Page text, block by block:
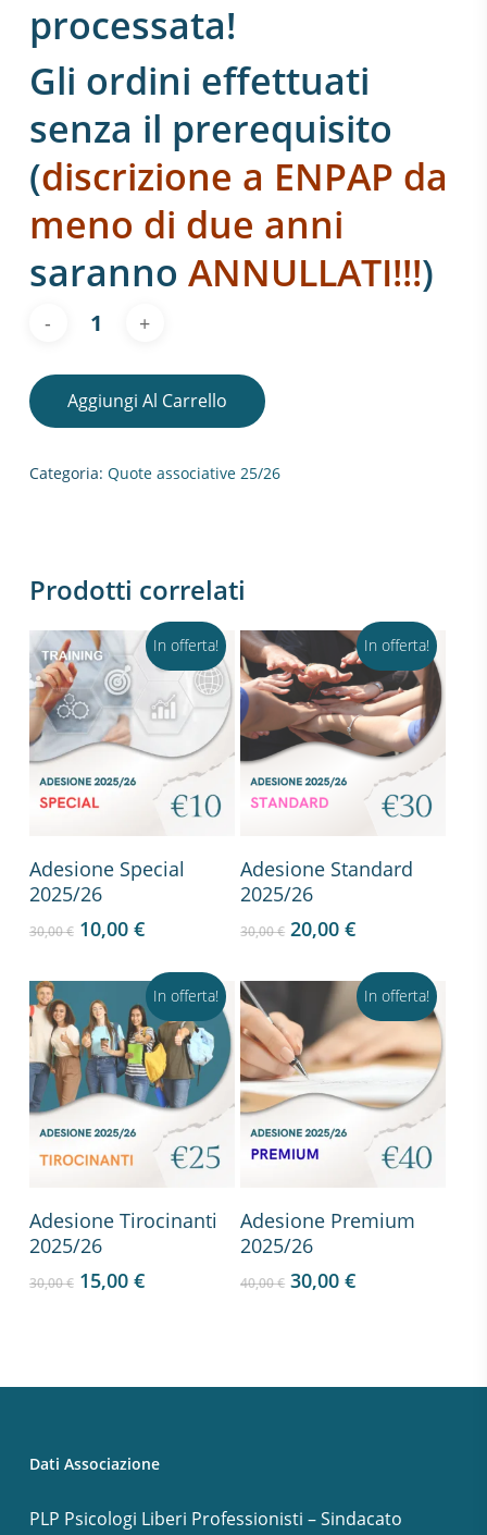
processata!
Gli ordini effettuati
senza il prerequisito
(discrizione a ENPAP da
meno di due anni
saranno ANNULLATI!!!)
Aggiungi Al Carrello
Categoria: Quote associative 25/26
Prodotti correlati
In offerta!
Aggiungi Al Carrello
Adesione Special
2025/26
30,00€ 10,00 €
In offerta!
Aggiungi Al Carrello
Adesione Standard
2025/26
30,00€ 20,00€
In offerta!
Aggiungi Al Carrello
Adesione Tirocinanti
2025/26
30,00€ 15,00 €
In offerta!
Aggiungi Al Carrello
Adesione Premium
2025/26
40,00€ 30,00€
Dati Associazione
PLP Psicologi Liberi Professionisti – Sindacato